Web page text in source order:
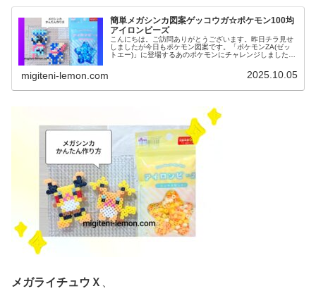
簡単メガシンカ図案ゲッコウガ☆ポケモン100均
アイロンビーズ
こんにちは。ご訪問ありがとうございます。昨日チラ見せ
しましたが今日もポケモン図案です。「ポケモンZA(ゼッ
トエー)」に登場するあのポケモンにチャレンジしました。
migiteni-lemon.com 2025.10.05
メガライチュウＸ